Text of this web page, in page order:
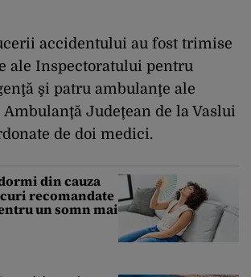
accidentului au fost trimise
ale Inspectoratului pentru
şi patru ambulanţe ale
Judeţean de la Vaslui
de doi medici.
din cauza
recomandate
un somn mai